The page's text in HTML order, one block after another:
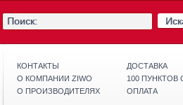
КОНТАКТЫ
О КОМПАНИИ ZIWO
О ПРОИЗВОДИТЕЛЯХ
ДОСТАВКА
100
ОПЛАТА